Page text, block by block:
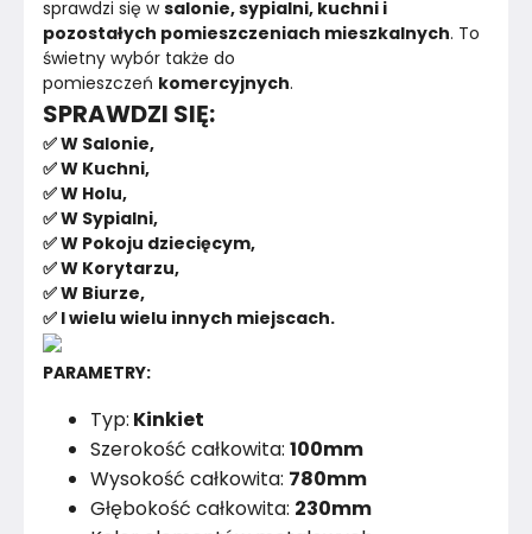
sprawdzi się w salonie, sypialni, kuchni i
pozostałych pomieszczeniach mieszkalnych. To
świetny wybór także do
pomieszczeń komercyjnych.
SPRAWDZI SIĘ:
✅ W Salonie,
✅ W Kuchni,
✅ W Holu,
✅ W Sypialni,
✅ W Pokoju dziecięcym,
✅ W Korytarzu,
✅ W Biurze,
✅ I wielu wielu innych miejscach.
PARAMETRY:
Typ: Kinkiet
Szerokość całkowita: 100mm
Wysokość całkowita: 780mm
Głębokość całkowita: 230mm